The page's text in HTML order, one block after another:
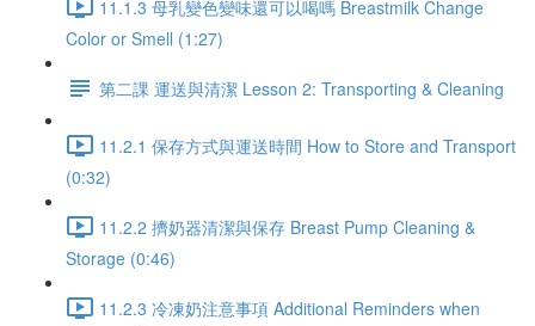
11.1.3 母乳變色變味還可以喝嗎 Breastmilk Change
Color or Smell (1:27)
第二課 運送與清潔 Lesson 2: Transporting & Cleaning
11.2.1 保存方式與運送時間 How to Store and Transport
(0:32)
11.2.2 擠奶器清潔與保存 Breast Pump Cleaning &
Storage (0:46)
11.2.3 冷凍奶注意事項 Additional Reminders when